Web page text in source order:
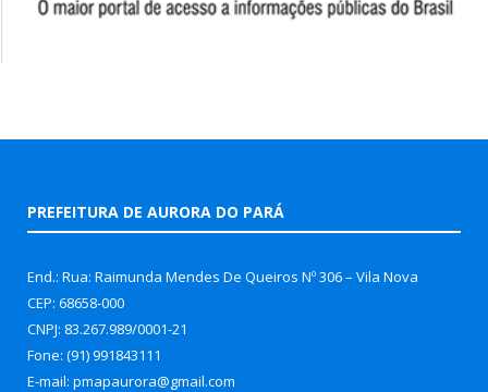
PREFEITURA DE AURORA DO PARÁ
End.: Rua: Raimunda Mendes De Queiros Nº 306 – Vila Nova
CEP: 68658-000
CNPJ: 83.267.989/0001-21
Fone: (91) 991843111
E-mail: pmapaurora@gmail.com